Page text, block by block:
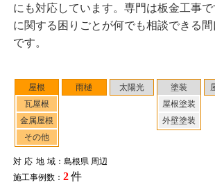
屋根
瓦屋根
金属屋根
その他
雨樋 太陽光
塗装
屋根塗装
外壁塗装
対応地域：島根県 周辺
施工事例数： 2件
にも対応しています。専門は板金工事
に関する困りごとが何でも相談できる
です。